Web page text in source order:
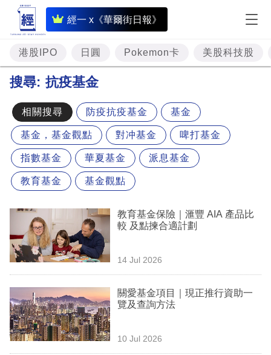
經一 x《華爾街日報》
即
時
財
經
題
投
資
樓
理
財
商
科
技
港股IPO 日圓 Pokemon卡 美股科技股
搜尋: 抗疫基金
相關搜尋 防疫抗疫基金 基金
基金，基金觀點 對冲基金 啤打基金
指數基金 華夏基金 派息基金
教育基金 基金觀點
教育基金保險｜滙豐 AIA 產品比
較 及點揀合適計劃
14 Jul 2026
關愛基金項目｜現正推行資助一
覽及查詢方法
10 Jul 2026